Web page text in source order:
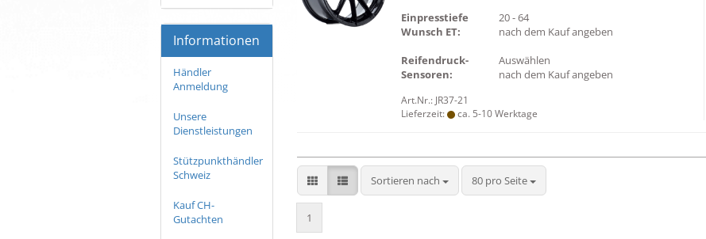
Einpresstiefe
Wunsch ET:
20 - 64
nach dem Kauf angeben
Reifendruck-
Sensoren:
Auswählen
nach dem Kauf angeben
Art.Nr.: JR37-21
Lieferzeit:
ca. 5-10 Werktage
Sortieren nach
Sortieren nach 80 pro Seite
pro Seite
1
Informationen
Händler
Anmeldung
Unsere
Dienstleistungen
Stützpunkthändler
Schweiz
Kauf CH-
Gutachten